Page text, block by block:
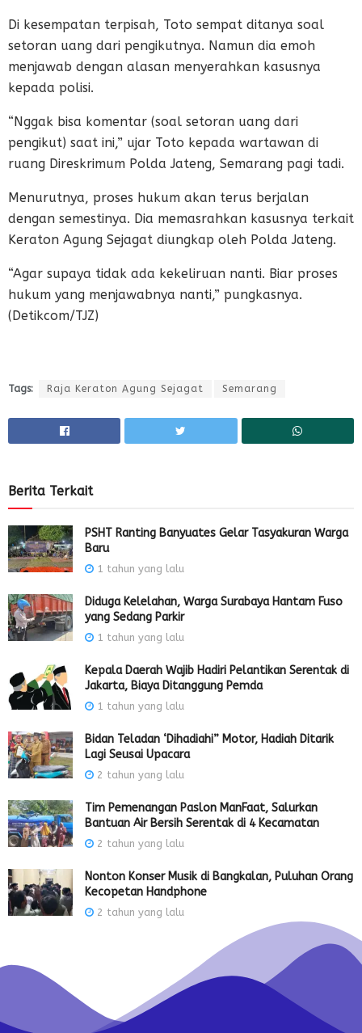
Di kesempatan terpisah, Toto sempat ditanya soal
setoran uang dari pengikutnya. Namun dia emoh
menjawab dengan alasan menyerahkan kasusnya
kepada polisi.
“Nggak bisa komentar (soal setoran uang dari
pengikut) saat ini,” ujar Toto kepada wartawan di
ruang Direskrimum Polda Jateng, Semarang pagi tadi.
Menurutnya, proses hukum akan terus berjalan
dengan semestinya. Dia memasrahkan kasusnya terkait
Keraton Agung Sejagat diungkap oleh Polda Jateng.
“Agar supaya tidak ada kekeliruan nanti. Biar proses
hukum yang menjawabnya nanti,” pungkasnya.
(Detikcom/TJZ)
Tags: Raja Keraton Agung Sejagat Semarang
Berita Terkait
PSHT Ranting Banyuates Gelar Tasyakuran Warga
Baru
1 tahun yang lalu
Diduga Kelelahan, Warga Surabaya Hantam Fuso
yang Sedang Parkir
1 tahun yang lalu
Kepala Daerah Wajib Hadiri Pelantikan Serentak di
Jakarta, Biaya Ditanggung Pemda
1 tahun yang lalu
Bidan Teladan ‘Dihadiahi” Motor, Hadiah Ditarik
Lagi Seusai Upacara
2 tahun yang lalu
Tim Pemenangan Paslon ManFaat, Salurkan
Bantuan Air Bersih Serentak di 4 Kecamatan
2 tahun yang lalu
Nonton Konser Musik di Bangkalan, Puluhan Orang
Kecopetan Handphone
2 tahun yang lalu